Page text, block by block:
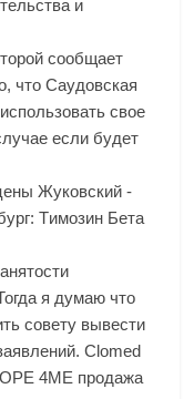
и
сообщает
что Саудовская
свое
если будет
Жуковский -
Tимозин Бета
я думаю что
совету вывести
Clomed
4ME продажа